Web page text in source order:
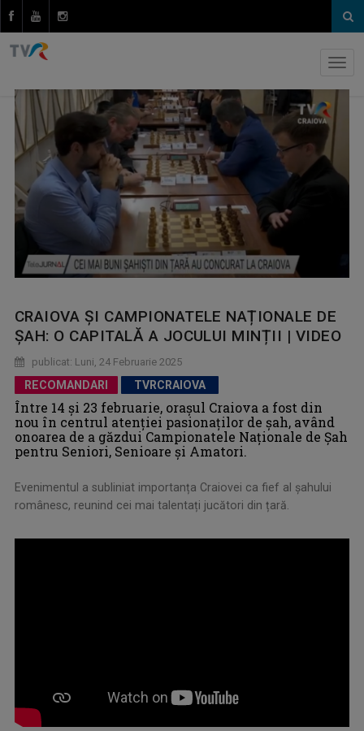
CRAIOVA ȘI CAMPIONATELE NAȚIONALE DE
ȘAH: O CAPITALĂ A JOCULUI MINȚII | VIDEO
publicat: Luni, 24 Februarie 2025
RECOMANDARI TVRCRAIOVA
Între 14 și 23 februarie, orașul Craiova a fost din
nou în centrul atenției pasionaților de șah, având
onoarea de a găzdui Campionatele Naționale de Șah
pentru Seniori, Senioare și Amatori.
Evenimentul a subliniat importanța Craiovei ca fief al șahului
românesc, reunind cei mai talentați jucători din țară.